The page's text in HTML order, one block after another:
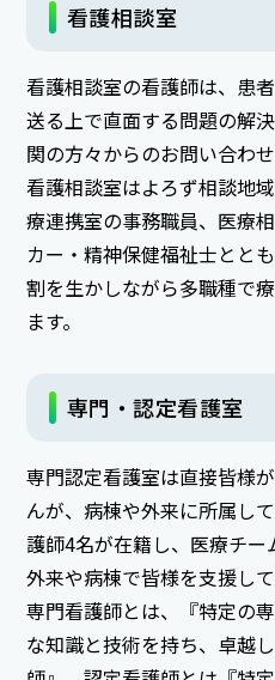
看護相談室
看護相談室の看護師は、患
送る上で直面する問題の解
関の方々からのお問い合わ
看護相談室はよろず相談地
療連携室の事務職員、医療
カー・精神保健福祉士とと
割を生かしながら多職種で
ます。
専門・認定看護室
専門認定看護室は直接皆様
んが、病棟や外来に所属し
護師4名が在籍し、医療チー
外来や病棟で皆様を支援して
専門看護師とは、『特定の
な知識と技術を持ち、卓越